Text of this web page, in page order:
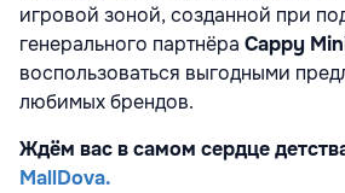
игровой зоной, созданной при
генерального партнёра Cappy
воспользоваться выгодными
любимых брендов.
Ждём вас в самом сердце
MallDova.